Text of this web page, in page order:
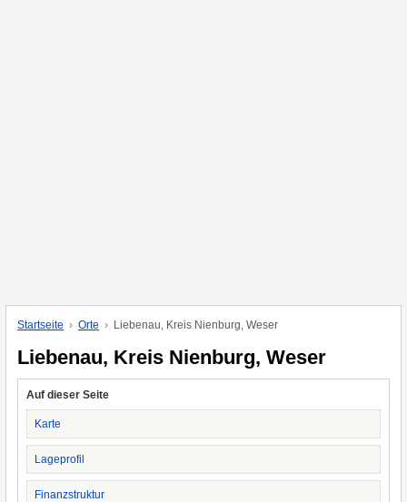
Startseite Orte Liebenau, Kreis Nienburg, Weser
Liebenau, Kreis Nienburg, Weser
Auf dieser Seite
Karte
Lageprofil
Finanzstruktur